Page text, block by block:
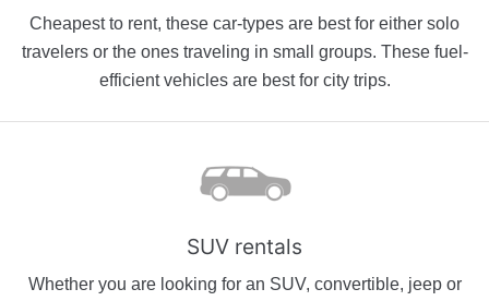
Cheapest to rent, these car-types are best for either solo
travelers or the ones traveling in small groups. These fuel-
efficient vehicles are best for city trips.
SUV rentals
Whether you are looking for an SUV, convertible, jeep or